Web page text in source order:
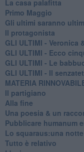
La casa palafitta
Primo Maggio
Gli ultimi saranno
Il protagonista
GLI ULTIMI - Veronica
GLI ULTIMI - Ecco
GLI ULTIMI - Le
GLI ULTIMI - Il
MATERIA
Il partigiano
Alla fine
Una poesia & un
Pubblicare humanum
Lo squaraus:una
Tutto è relativo